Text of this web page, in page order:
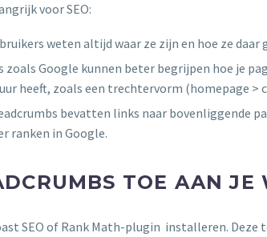
voor SEO:
weten altijd waar ze zijn en hoe ze daar
zoals Google kunnen beter begrijpen hoe je
heeft, zoals een trechtervorm (homepage >
bevatten links naar bovenliggende
ranken in Google.
TOE AAN JE
SEO of Rank Math-plugin installeren.